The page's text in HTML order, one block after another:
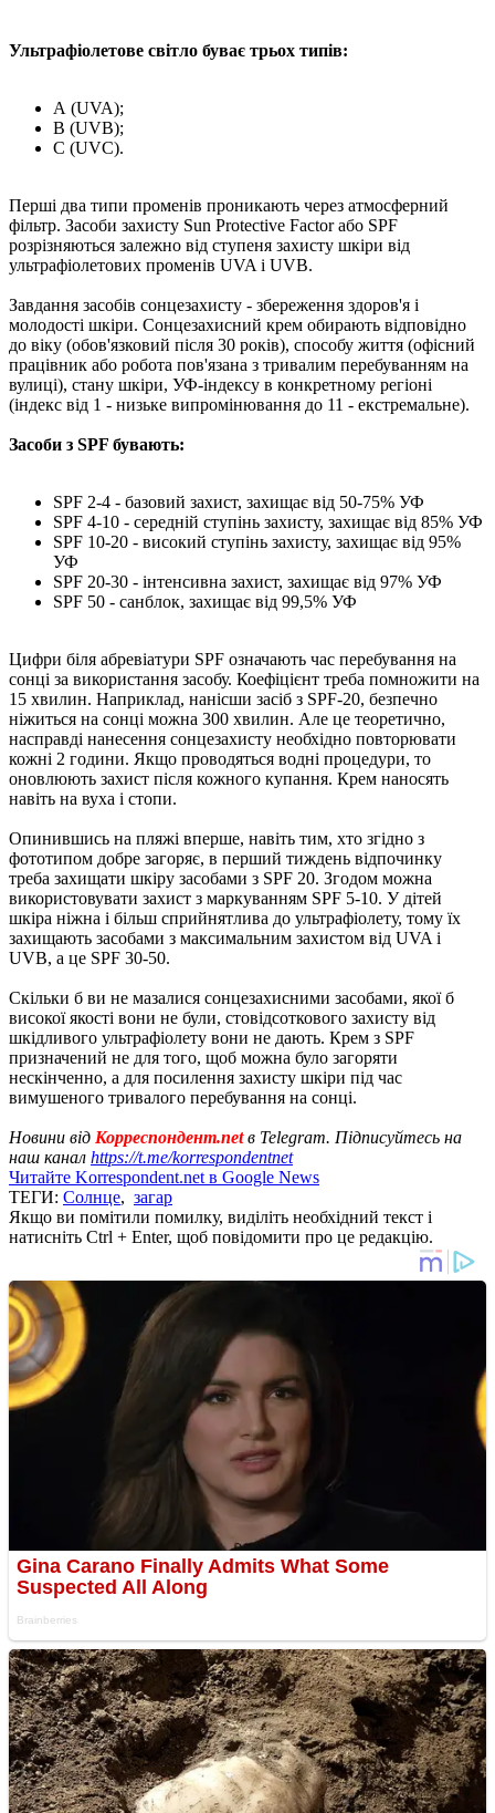
Ультрафіолетове світло буває трьох типів:
А (UVA);
B (UVB);
C (UVC).
Перші два типи променів проникають через атмосферний
фільтр. Засоби захисту Sun Protective Factor або SPF
розрізняються залежно від ступеня захисту шкіри від
ультрафіолетових променів UVA і UVB.
Завдання засобів сонцезахисту - збереження здоров'я і
молодості шкіри. Сонцезахисний крем обирають відповідно
до віку (обов'язковий після 30 років), способу життя (офісний
працівник або робота пов'язана з тривалим перебуванням на
вулиці), стану шкіри, УФ-індексу в конкретному регіоні
(індекс від 1 - низьке випромінювання до 11 - екстремальне).
Засоби з SPF бувають:
SPF 2-4 - базовий захист, захищає від 50-75% УФ
SPF 4-10 - середній ступінь захисту, захищає від 85% УФ
SPF 10-20 - високий ступінь захисту, захищає від 95%
УФ
SPF 20-30 - інтенсивна захист, захищає від 97% УФ
SPF 50 - санблок, захищає від 99,5% УФ
Цифри біля абревіатури SPF означають час перебування на
сонці за використання засобу. Коефіцієнт треба помножити на
15 хвилин. Наприклад, нанісши засіб з SPF-20, безпечно
ніжиться на сонці можна 300 хвилин. Але це теоретично,
насправді нанесення сонцезахисту необхідно повторювати
кожні 2 години. Якщо проводяться водні процедури, то
оновлюють захист після кожного купання. Крем наносять
навіть на вуха і стопи.
Опинившись на пляжі вперше, навіть тим, хто згідно з
фототипом добре загоряє, в перший тиждень відпочинку
треба захищати шкіру засобами з SPF 20. Згодом можна
використовувати захист з маркуванням SPF 5-10. У дітей
шкіра ніжна і більш сприйнятлива до ультрафіолету, тому їх
захищають засобами з максимальним захистом від UVA і
UVB, а це SPF 30-50.
Скільки б ви не мазалися сонцезахисними засобами, якої б
високої якості вони не були, стовідсоткового захисту від
шкідливого ультрафіолету вони не дають. Крем з SPF
призначений не для того, щоб можна було загоряти
нескінченно, а для посилення захисту шкіри під час
вимушеного тривалого перебування на сонці.
Новини від Корреспондент.netв Telegram. Підписуйтесь на
наш канал https://t.me/korrespondentnet
Читайте Korrespondent.net в Google News
ТЕГИ: Солнце, загар
Якщо ви помітили помилку, виділіть необхідний текст і
натисніть Ctrl + Enter, щоб повідомити про це редакцію.